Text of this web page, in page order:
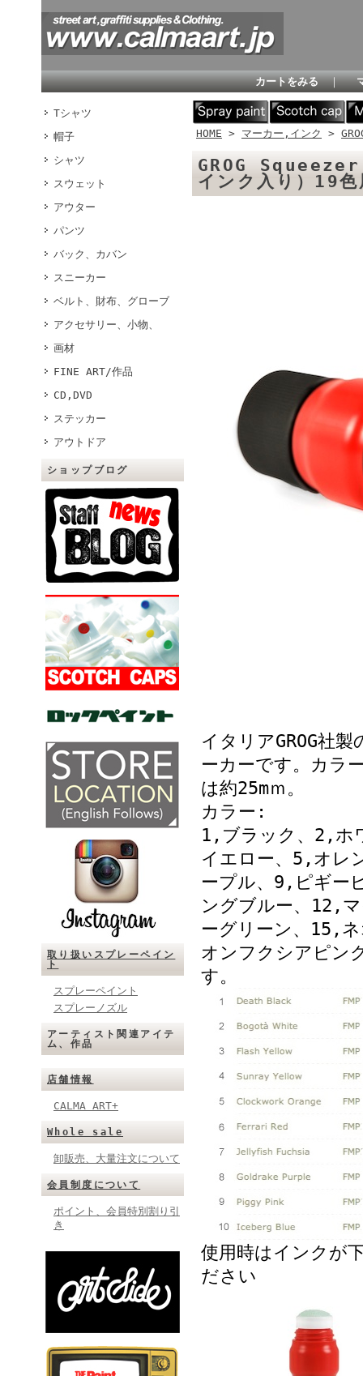
カートをみる ｜
Tシャツ
帽子
シャツ
スウェット
アウター
パンツ
バック、カバン
スニーカー
ベルト、財布、グローブ
アクセサリー、小物、
画材
FINE ART/作品
CD,DVD
ステッカー
アウトドア
ショップブログ
取り扱いスプレーペイン
ト
スプレーペイント
スプレーノズル
アーティスト関連アイテ
ム、作品
店舗情報
CALMA ART+
Whole sale
卸販売、大量注文について
会員制度について
ポイント、会員特別割り引
き
HOME > マーカー,インク >
GROG
インク入り）19色
イタリアGROG社
ーカーです。カラ
は約25mｍ。
カラー:
1,ブラック、2,ホ
イエロー、5,オレ
ープル、9,ピギー
ングブルー、12,
ーグリーン、15,
オンフクシアピン
す。
使用時はインクが
ださい